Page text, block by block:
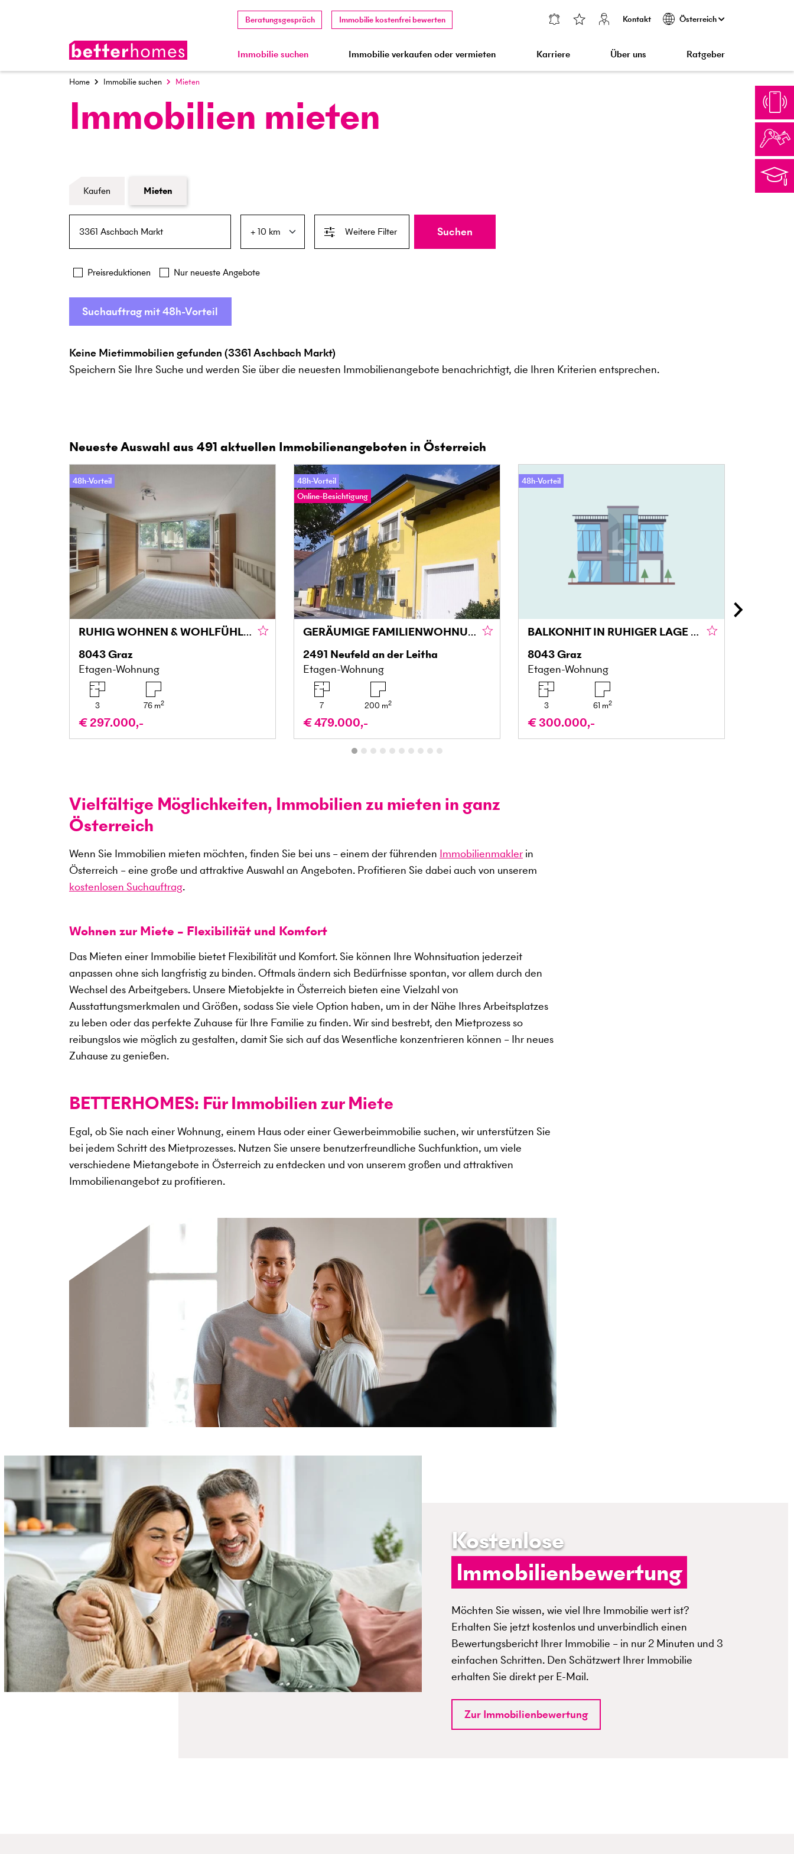
Beratungsgespräch Immobilie kostenfrei bewerten Kontakt Österreich
Immobilie suchen Immobilie verkaufen oder vermieten Karriere Über uns Ratgeber
Home Immobilie suchen Mieten
Immobilien mieten
Formular Immobiliensuche
Kaufen
Mieten
Weitere Filter
Preisreduktionen Nur neueste Angebote
Suchen
Suchauftrag mit 48h-Vorteil
Keine Mietimmobilien gefunden (3361 Aschbach Markt)
Speichern Sie Ihre Suche und werden Sie über die neuesten Immobilienangebote benachrichtigt, die Ihren Kriterien entsprechen.
Neueste Auswahl aus 491 aktuellen Immobilienangeboten in Österreich
48h-Vorteil
RUHIG WOHNEN & WOHLFÜHLEN MIT BALKON IN DER MARIATROSTERSTRASSE
8043Graz
Etagen-Wohnung
3 76m2
€ 297.000,-
48h-Vorteil
Online-Besichtigung
GERÄUMIGE FAMILIENWOHNUNG MIT GROSSZÜGIGER TERRASSENLANDSCHAFT - EXTRA STUDIO
2491 Neufeld an der Leitha
Etagen-Wohnung
7 200 m2
€ 479.000,-
48h-Vorteil
BALKONHIT IN RUHIGER LAGE IM GRÜNEN GRAZ
8043Graz
Etagen-Wohnung
3 61 m2
€ 300.000,-
Vielfältige Möglichkeiten, Immobilien zu mieten in ganz
Österreich
Wenn Sie Immobilien mieten möchten, finden Sie bei uns – einem der führenden Immobilienmakler in
Österreich – eine große und attraktive Auswahl an Angeboten. Profitieren Sie dabei auch von unserem
kostenlosen Suchauftrag.
Wohnen zur Miete – Flexibilität und Komfort
Das Mieten einer Immobilie bietet Flexibilität und Komfort. Sie können Ihre Wohnsituation jederzeit
anpassen ohne sich langfristig zu binden. Oftmals ändern sich Bedürfnisse spontan, vor allem durch den
Wechsel des Arbeitgebers. Unsere Mietobjekte in Österreich bieten eine Vielzahl von
Ausstattungsmerkmalen und Größen, sodass Sie viele Option haben, um in der Nähe Ihres Arbeitsplatzes
zu leben oder das perfekte Zuhause für Ihre Familie zu finden. Wir sind bestrebt, den Mietprozess so
reibungslos wie möglich zu gestalten, damit Sie sich auf das Wesentliche konzentrieren können – Ihr neues
Zuhause zu genießen.
BETTERHOMES: Für Immobilien zur Miete
Egal, ob Sie nach einer Wohnung, einem Haus oder einer Gewerbeimmobilie suchen, wir unterstützen Sie
bei jedem Schritt des Mietprozesses. Nutzen Sie unsere benutzerfreundliche Suchfunktion, um viele
verschiedene Mietangebote in Österreich zu entdecken und von unserem großen und attraktiven
Immobilienangebot zu profitieren.
Kostenlose
Immobilienbewertung
Möchten Sie wissen, wie viel Ihre Immobilie wert ist?
Erhalten Sie jetzt kostenlos und unverbindlich einen
Bewertungsbericht Ihrer Immobilie – in nur 2 Minuten und 3
einfachen Schritten. Den Schätzwert Ihrer Immobilie
erhalten Sie direkt per E-Mail.
Zur Immobilienbewertung